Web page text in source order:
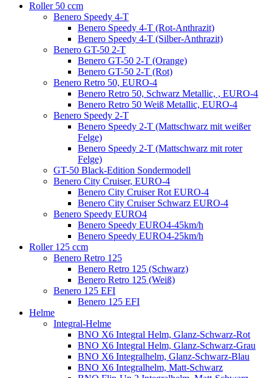
Roller 50 ccm
Benero Speedy 4-T
Benero Speedy 4-T (Rot-Anthrazit)
Benero Speedy 4-T (Silber-Anthrazit)
Benero GT-50 2-T
Benero GT-50 2-T (Orange)
Benero GT-50 2-T (Rot)
Benero Retro 50, EURO-4
Benero Retro 50, Schwarz Metallic, , EURO-4
Benero Retro 50 Weiß Metallic, EURO-4
Benero Speedy 2-T
Benero Speedy 2-T (Mattschwarz mit weißer
Felge)
Benero Speedy 2-T (Mattschwarz mit roter
Felge)
GT-50 Black-Edition Sondermodell
Benero City Cruiser, EURO-4
Benero City Cruiser Rot EURO-4
Benero City Cruiser Schwarz EURO-4
Benero Speedy EURO4
Benero Speedy EURO4-45km/h
Benero Speedy EURO4-25km/h
Roller 125 ccm
Benero Retro 125
Benero Retro 125 (Schwarz)
Benero Retro 125 (Weiß)
Benero 125 EFI
Benero 125 EFI
Helme
Integral-Helme
BNO X6 Integral Helm, Glanz-Schwarz-Rot
BNO X6 Integral Helm, Glanz-Schwarz-Grau
BNO X6 Integralhelm, Glanz-Schwarz-Blau
BNO X6 Integralhelm, Matt-Schwarz